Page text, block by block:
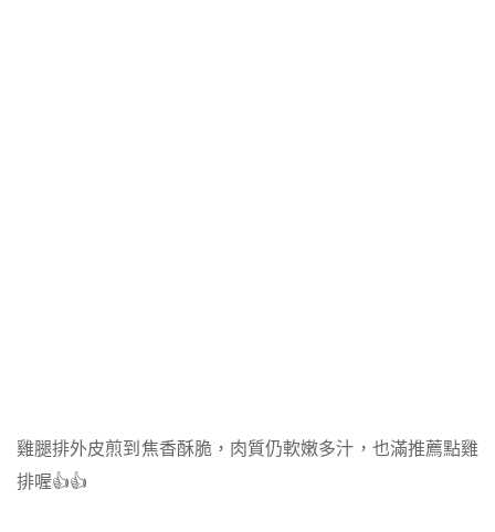
雞腿排外皮煎到焦香酥脆，肉質仍軟嫩多汁，也滿推薦點雞
排喔👍👍